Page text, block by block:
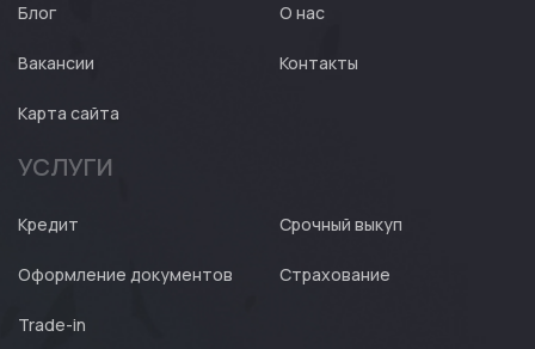
Блог О нас
Вакансии Контакты
Карта сайта
УСЛУГИ
Кредит Срочный выкуп
Оформление документов Страхование
Trade-in